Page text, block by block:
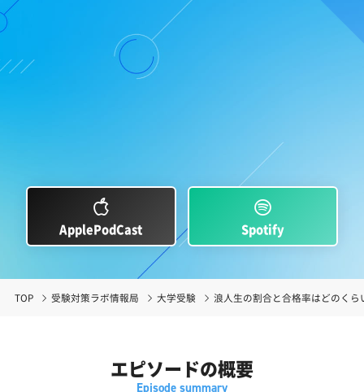
ApplePodCast Spotify
TOP 受験対策ラボ情報局 大学受験 浪人生の割合と合格率はどのく
エピソードの概要